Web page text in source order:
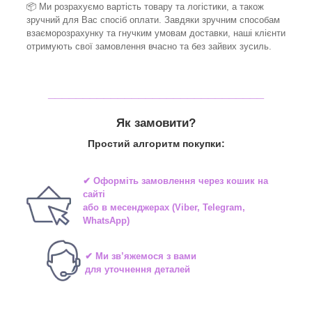
📦 Ми розрахуємо вартість товару та логістики, а також
зручний для Вас спосіб оплати. Завдяки зручним способам
взаєморозрахунку та гнучким умовам доставки, наші клієнти
отримують свої замовлення вчасно та без зайвих зусиль.
Як замовити?
Простий алгоритм покупки:
✔ Оформіть замовлення через кошик на
сайті
або в месенджерах(Viber, Telegram,
WhatsApp)
✔ Ми зв’яжемося з вами
для уточнення деталей